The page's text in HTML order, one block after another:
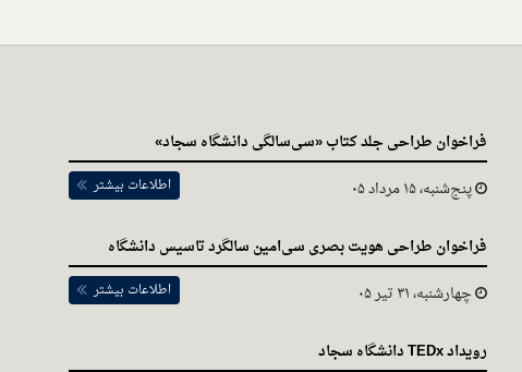
فراخوان طراحی جلد کتاب «سی‌سالگی دانشگاه سجاد»
پنج‌شنبه، ۱۵ مرداد ۰۵
اطلاعات بیشتر
فراخوان طراحی هویت بصری سی‌امین سالگرد تاسیس دانشگاه
چهارشنبه، ۳۱ تیر ۰۵
اطلاعات بیشتر
رویداد TEDx دانشگاه سجاد